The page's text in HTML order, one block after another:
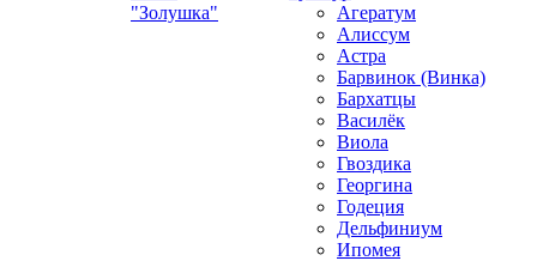
"Золушка"
Агератум
Алиссум
Астра
Барвинок (Винка)
Бархатцы
Василёк
Виола
Гвоздика
Георгина
Годеция
Дельфиниум
Ипомея